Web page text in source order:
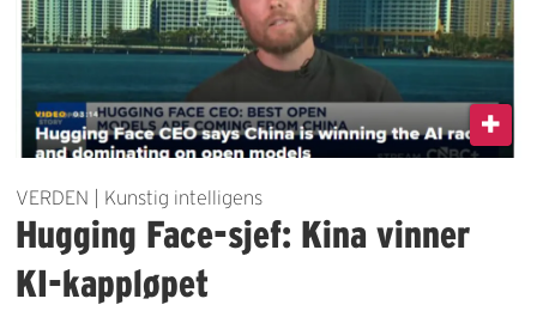
VERDEN | Kunstig intelligens
Hugging Face-sjef: Kina vinner
KI-kappløpet